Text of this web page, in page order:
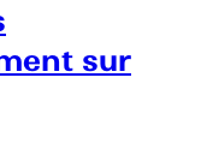
sur